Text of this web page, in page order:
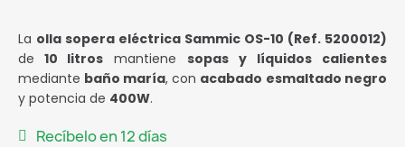
La olla sopera eléctrica Sammic OS-10 (Ref. 5200012)
de 10 litros mantiene sopas y líquidos calientes
mediante baño maría, con acabado esmaltado negro
y potencia de 400W.
Recíbelo en 12 días